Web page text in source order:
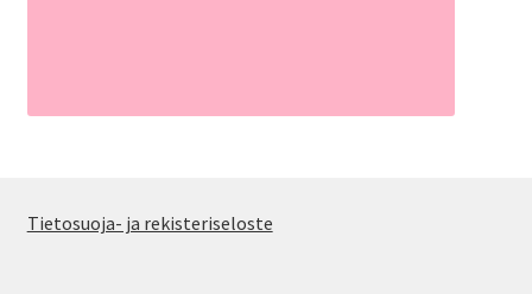
Tietosuoja- ja rekisteriseloste